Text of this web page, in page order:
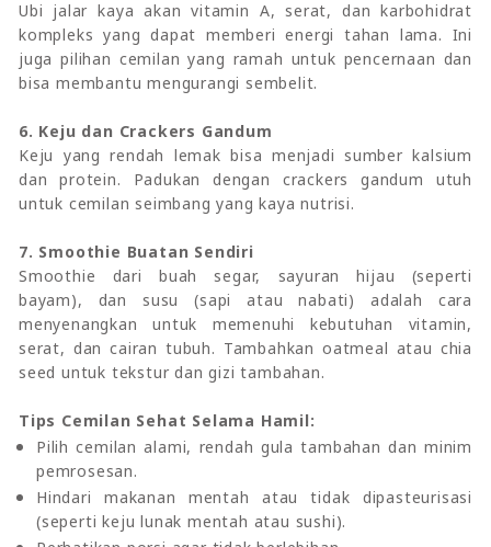
Ubi jalar kaya akan vitamin A, serat, dan karbohidrat
kompleks yang dapat memberi energi tahan lama. Ini
juga pilihan cemilan yang ramah untuk pencernaan dan
bisa membantu mengurangi sembelit.
6. Keju dan Crackers Gandum
Keju yang rendah lemak bisa menjadi sumber kalsium
dan protein. Padukan dengan crackers gandum utuh
untuk cemilan seimbang yang kaya nutrisi.
7. Smoothie Buatan Sendiri
Smoothie dari buah segar, sayuran hijau (seperti
bayam), dan susu (sapi atau nabati) adalah cara
menyenangkan untuk memenuhi kebutuhan vitamin,
serat, dan cairan tubuh. Tambahkan oatmeal atau chia
seed untuk tekstur dan gizi tambahan.
Tips Cemilan Sehat Selama Hamil:
Pilih cemilan alami, rendah gula tambahan dan minim
pemrosesan.
Hindari makanan mentah atau tidak dipasteurisasi
(seperti keju lunak mentah atau sushi).